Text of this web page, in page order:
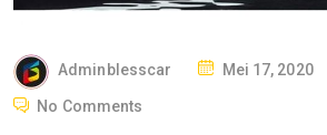
Adminblesscar
PMei 17, 2020
No Comments